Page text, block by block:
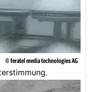
© feratel media technologies AG